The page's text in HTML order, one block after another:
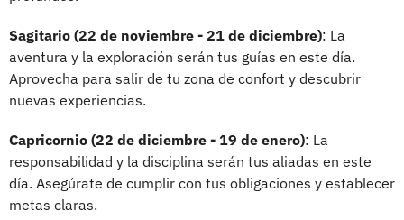
Sagitario (22 de noviembre - 21 de diciembre): La
aventura y la exploración serán tus guías en este día.
Aprovecha para salir de tu zona de confort y descubrir
nuevas experiencias.
Capricornio (22 de diciembre - 19 de enero): La
responsabilidad y la disciplina serán tus aliadas en este
día. Asegúrate de cumplir con tus obligaciones y establecer
metas claras.